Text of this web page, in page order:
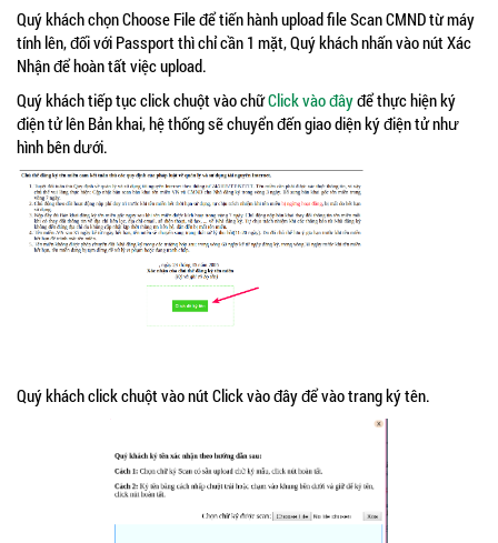
Quý khách chọn Choose File để tiến hành upload file Scan CMND từ máy
tính lên, đối với Passport thì chỉ cần 1 mặt, Quý khách nhấn vào nút Xác
Nhận để hoàn tất việc upload.
Quý khách tiếp tục click chuột vào chữClick vào đâyđể thực hiện ký
điện tử lên Bản khai, hệ thống sẽ chuyển đến giao diện ký điện tử như
hình bên dưới.
Quý khách click chuột vào nút Click vào đây để vào trang ký tên.